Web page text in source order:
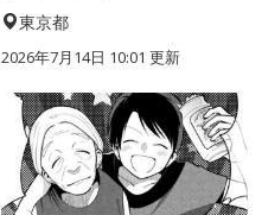
東京都
2026年7月14日 10:01 更新